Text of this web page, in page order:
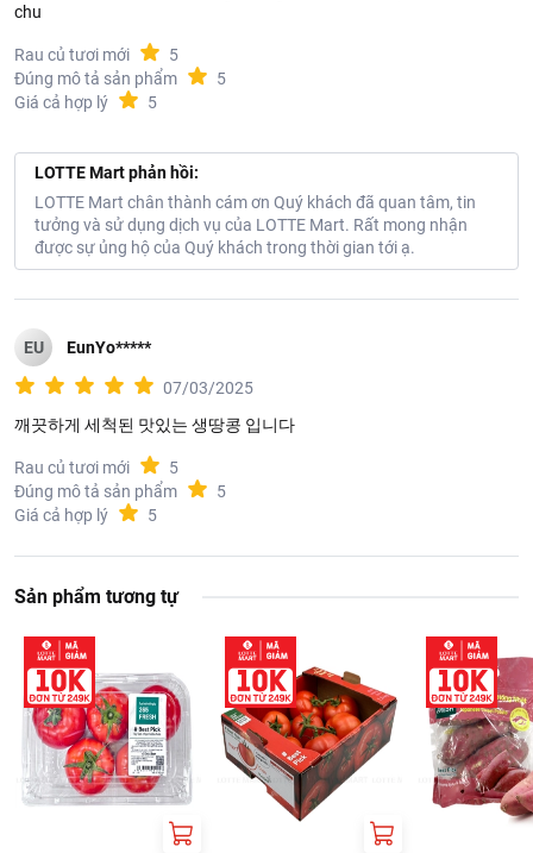
chu
Rau củ tươi mới
5
Đúng mô tả sản phẩm
5
Giá cả hợp lý
5
LOTTE Mart phản hồi:
LOTTE Mart chân thành cám ơn Quý khách đã quan tâm, tin
tưởng và sử dụng dịch vụ của LOTTE Mart. Rất mong nhận
được sự ủng hộ của Quý khách trong thời gian tới ạ.
EU EunYo*****
07/03/2025
깨끗하게 세척된 맛있는 생땅콩 입니다
Rau củ tươi mới
5
Đúng mô tả sản phẩm
5
Giá cả hợp lý
5
Sản phẩm tương tự